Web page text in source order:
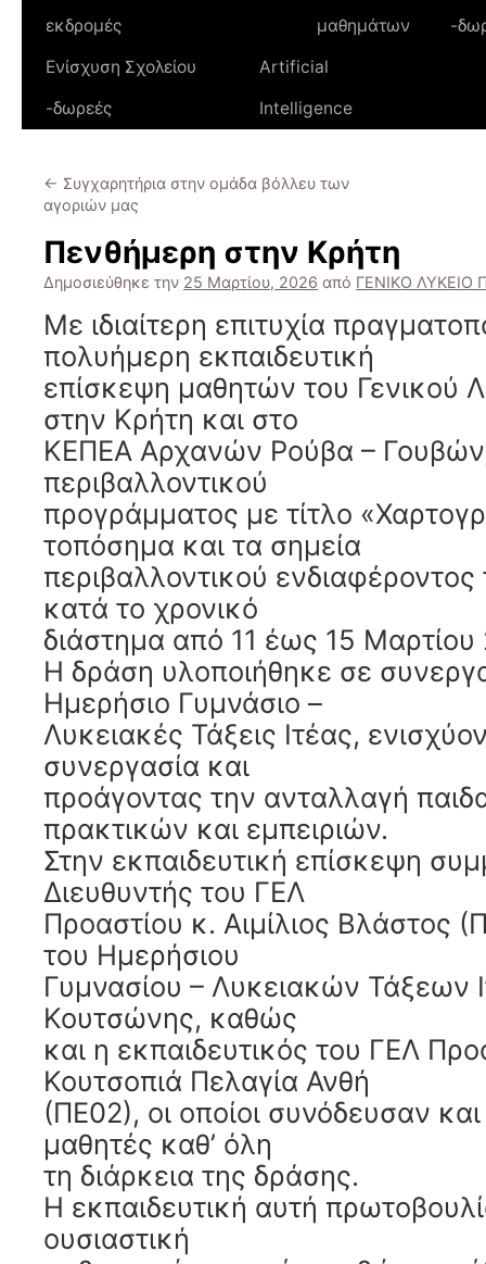
εκδρομές
μαθημάτων
-
Ενίσχυση Σχολείου
-δωρεές
Artificial
Intelligence
← Συγχαρητήρια στην ομάδα βόλλευ των
αγοριών μας
Πενθήμερη στην Κρήτη
Δημοσιεύθηκε την 25 Μαρτίου, 2026 από ΓΕΝΙΚΟ ΛΥΚΕΙΟ
Με ιδιαίτερη επιτυχία
πολυήμερη εκπαιδευτική
επίσκεψη μαθητών του Γενικού
στην Κρήτη και στο
ΚΕΠΕΑ Αρχανών Ρούβα – Γουβών,
περιβαλλοντικού
προγράμματος με τίτλο
τοπόσημα και τα σημεία
περιβαλλοντικού
κατά το χρονικό
διάστημα από 11 έως 15 Μαρτίου
Η δράση υλοποιήθηκε σε
Ημερήσιο Γυμνάσιο –
Λυκειακές Τάξεις Ιτέας,
συνεργασία και
προάγοντας την ανταλλαγή
πρακτικών και εμπειριών.
Στην εκπαιδευτική επίσκεψη
Διευθυντής του ΓΕΛ
Προαστίου κ. Αιμίλιος Βλάστος
του Ημερήσιου
Γυμνασίου – Λυκειακών Τάξεων
Κουτσώνης, καθώς
και η εκπαιδευτικός του ΓΕΛ
Κουτσοπιά Πελαγία Ανθή
(ΠΕ02), οι οποίοι συνόδευσαν
μαθητές καθ’ όλη
τη διάρκεια της δράσης.
Η εκπαιδευτική αυτή
ουσιαστική